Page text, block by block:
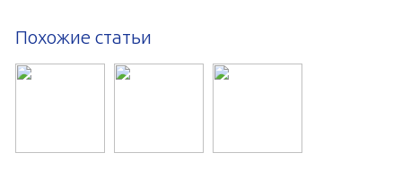
Похожие статьи